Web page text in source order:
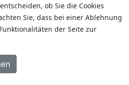
ob Sie die Cookies
Sie, dass bei einer Ablehnung
der Seite zur